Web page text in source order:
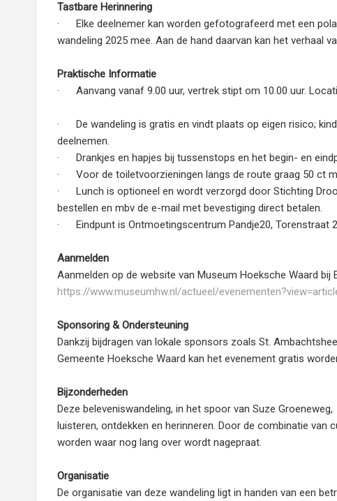
Tastbare Herinnering
· Elke deelnemer kan worden gefotografeerd met een
wandeling 2025 mee. Aan de hand daarvan kan het verhaal
Praktische Informatie
· Aanvang vanaf 9.00 uur, vertrek stipt om 10.00 uur.
· De wandeling is gratis en vindt plaats op eigen risico;
deelnemen.
· Drankjes en hapjes bij tussenstops en het begin- en
· Voor de toiletvoorzieningen langs de route graag 50 ct
· Lunch is optioneel en wordt verzorgd door Stichting
bestellen en mbv de e-mail met bevestiging direct betalen.
· Eindpunt is Ontmoetingscentrum Pandje20, Torenstraat
Aanmelden
Aanmelden op de website van Museum Hoeksche Waard bij
https://www.museumhw.nl/actueel/
Sponsoring & Ondersteuning
Dankzij bijdragen van lokale sponsors zoals St.
Gemeente Hoeksche Waard kan het evenement gratis
Bijzonderheden
Deze beleveniswandeling, in het spoor van Suze
luisteren, ontdekken en herinneren. Door de combinatie
worden waar nog lang over wordt nagepraat.
Organisatie
De organisatie van deze wandeling ligt in handen van een